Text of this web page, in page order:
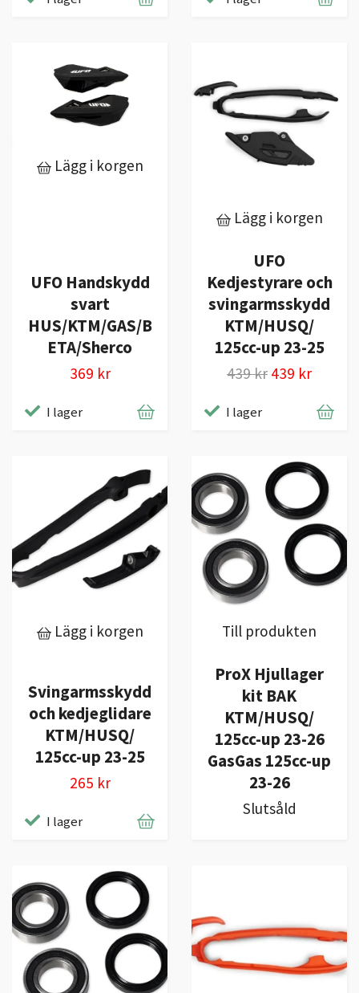
Lägg i korgen
UFO Handskydd
svart
HUS/KTM/GAS/B
ETA/Sherco
369 kr
I lager
Lägg i korgen
UFO
Kedjestyrare och
svingarmsskydd
KTM/HUSQ/
125cc-up 23-25
439 kr 439 kr
I lager
Lägg i korgen
Svingarmsskydd
och kedjeglidare
KTM/HUSQ/
125cc-up 23-25
265 kr
I lager
Till produkten
ProX Hjullager
kit BAK
KTM/HUSQ/
125cc-up 23-26
GasGas 125cc-up
23-26
Slutsåld